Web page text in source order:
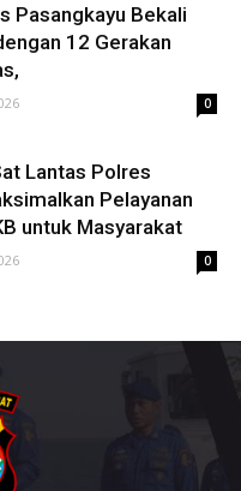
Pasangkayu Bekali
12 Gerakan
0
Lantas Polres
Pelayanan
untuk Masyarakat
0